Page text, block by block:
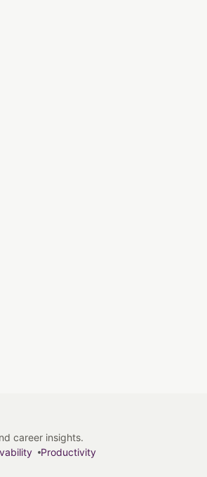
career insights.
Productivity